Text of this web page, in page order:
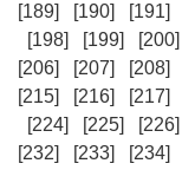
[189]
[190] [191]
[198]
[199] [200]
[206]
[207] [208]
[215]
[216] [217]
[224]
[225] [226]
[232]
[233] [234]